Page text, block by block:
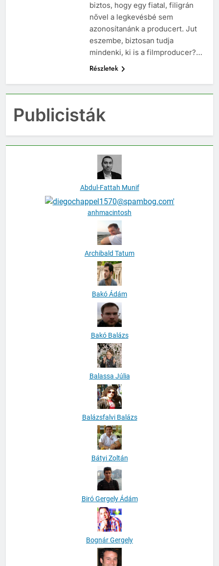
biztos, hogy egy fiatal, filigrán
nővel a legkevésbé sem
azonosítanánk a producert. Jut
eszembe, biztosan tudja
mindenki, ki is a filmproducer?…
Részletek
Publicisták
Abdul-Fattah Munif
anhmacintosh
Archibald Tatum
Bakó Ádám
Bakó Balázs
Balassa Júlia
Balázsfalvi Balázs
Bátyi Zoltán
Biró Gergely Ádám
Bognár Gergely